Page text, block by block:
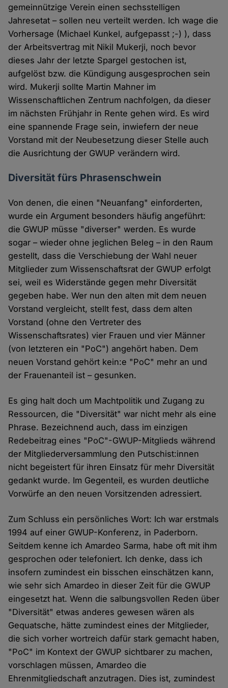
gemeinnützige Verein einen sechsstelligen
Jahresetat – sollen neu verteilt werden. Ich wage die
Vorhersage (Michael Kunkel, aufgepasst ;-) ), dass
der Arbeitsvertrag mit Nikil Mukerji, noch bevor
dieses Jahr der letzte Spargel gestochen ist,
aufgelöst bzw. die Kündigung ausgesprochen sein
wird. Mukerji sollte Martin Mahner im
Wissenschaftlichen Zentrum nachfolgen, da dieser
im nächsten Frühjahr in Rente gehen wird. Es wird
eine spannende Frage sein, inwiefern der neue
Vorstand mit der Neubesetzung dieser Stelle auch
die Ausrichtung der GWUP verändern wird.
Diversität fürs Phrasenschwein
Von denen, die einen "Neuanfang" einforderten,
wurde ein Argument besonders häufig angeführt:
die GWUP müsse "diverser" werden. Es wurde
sogar – wieder ohne jeglichen Beleg – in den Raum
gestellt, dass die Verschiebung der Wahl neuer
Mitglieder zum Wissenschaftsrat der GWUP erfolgt
sei, weil es Widerstände gegen mehr Diversität
gegeben habe. Wer nun den alten mit dem neuen
Vorstand vergleicht, stellt fest, dass dem alten
Vorstand (ohne den Vertreter des
Wissenschaftsrates) vier Frauen und vier Männer
(von letzteren ein "PoC") angehört haben. Dem
neuen Vorstand gehört kein:e "PoC" mehr an und
der Frauenanteil ist – gesunken.
Es ging halt doch um Machtpolitik und Zugang zu
Ressourcen, die "Diversität" war nicht mehr als eine
Phrase. Bezeichnend auch, dass im einzigen
Redebeitrag eines "PoC"-GWUP-Mitglieds während
der Mitgliederversammlung den Putschist:innen
nicht begeistert für ihren Einsatz für mehr Diversität
gedankt wurde. Im Gegenteil, es wurden deutliche
Vorwürfe an den neuen Vorsitzenden adressiert.
Zum Schluss ein persönliches Wort: Ich war erstmals
1994 auf einer GWUP-Konferenz, in Paderborn.
Seitdem kenne ich Amardeo Sarma, habe oft mit ihm
gesprochen oder telefoniert. Ich denke, dass ich
insofern zumindest ein bisschen einschätzen kann,
wie sehr sich Amardeo in dieser Zeit für die GWUP
eingesetzt hat. Wenn die salbungsvollen Reden über
"Diversität" etwas anderes gewesen wären als
Gequatsche, hätte zumindest eines der Mitglieder,
die sich vorher wortreich dafür stark gemacht haben,
"PoC" im Kontext der GWUP sichtbarer zu machen,
vorschlagen müssen, Amardeo die
Ehrenmitgliedschaft anzutragen. Dies ist, zumindest